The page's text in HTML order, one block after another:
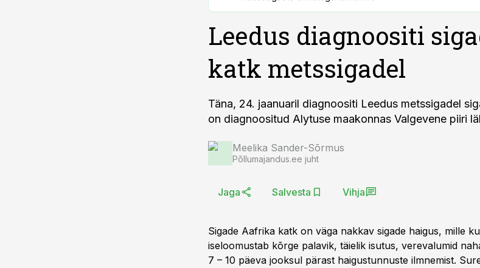
Leedus diagnoositi
katk metssigadel
Täna, 24. jaanuaril diagnoositi Leedus metssigadel
on diagnoositud Alytuse maakonnas Valgevene piiri
Meelika Sander-Sõrmus
Põllumajandus.ee juht
Jaga Salvesta Vihja
Sigade Aafrika katk on väga nakkav sigade haigus, mille
iseloomustab kõrge palavik, täielik isutus, verevalumid
7 – 10 päeva jooksul pärast haigustunnuste ilmnemist.